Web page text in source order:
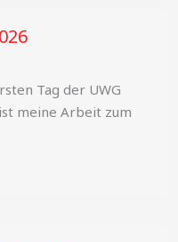
Tag der UWG
meine Arbeit zum